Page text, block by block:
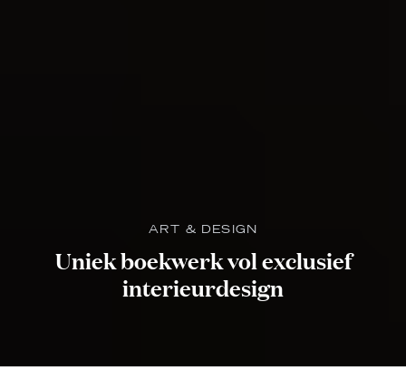
ART & DESIGN
Uniek boekwerk vol exclusief
interieurdesign